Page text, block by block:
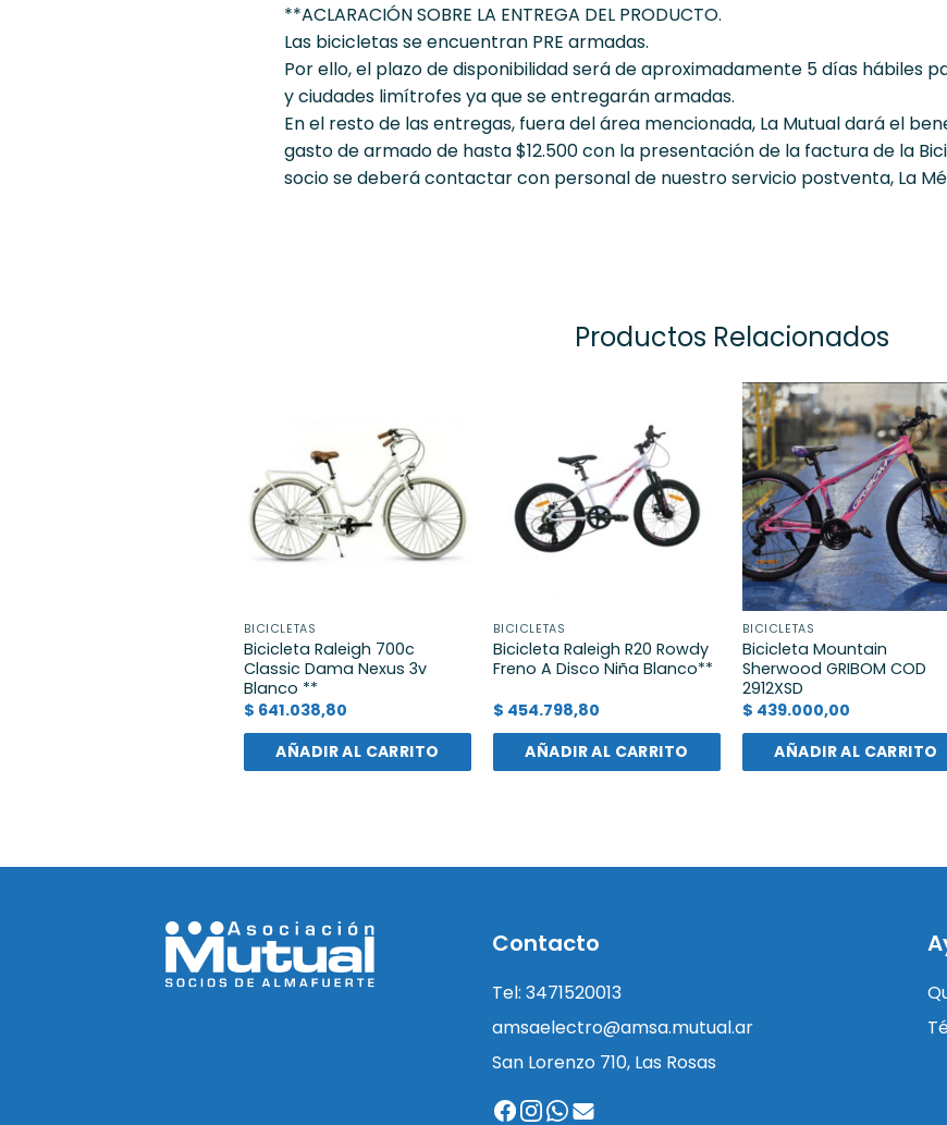
**ACLARACIÓN SOBRE LA ENTREGA DEL PRODUCTO.
Las bicicletas se encuentran PRE armadas.
Por ello, el plazo de disponibilidad será de aproximadamente 5 días hábiles
y ciudades limítrofes ya que se entregarán armadas.
En el resto de las entregas, fuera del área mencionada, La Mutual dará el
gasto de armado de hasta $12.500 con la presentación de la factura de la
socio se deberá contactar con personal de nuestro servicio postventa, La
Productos Relacionados
BICICLETAS
Bicicleta Raleigh 700c
Classic Dama Nexus 3v
Blanco **
$ 641.038,80
AÑADIR AL CARRITO
BICICLETAS
Bicicleta Raleigh R20 Rowdy
Freno A Disco Niña Blanco**
$ 454.798,80
AÑADIR AL CARRITO
BICICLETAS
Bicicleta Mountain
Sherwood GRIBOM COD
2912XSD
$ 439.000,00
AÑADIR AL CARRITO
Contacto
Tel: 3471520013
amsaelectro@amsa.mutual.ar
San Lorenzo 710, Las Rosas